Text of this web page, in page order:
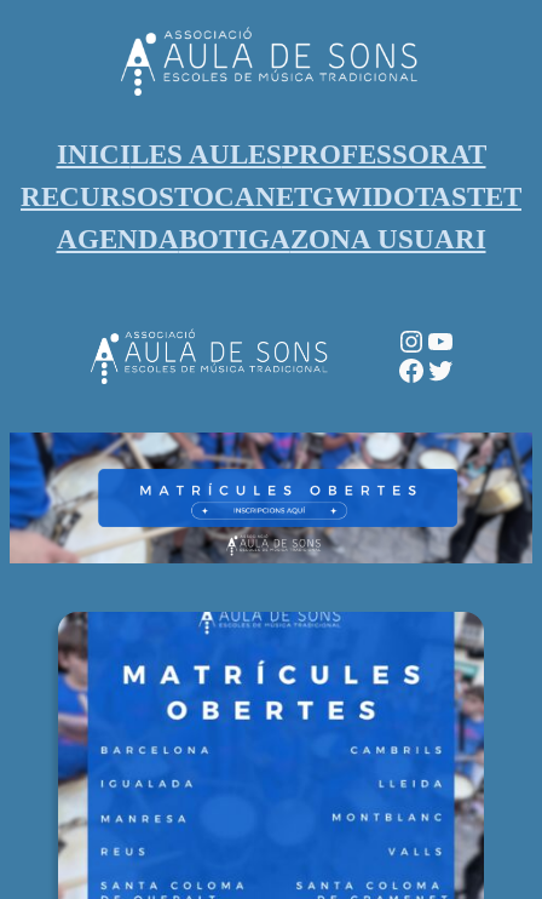
INICILES AULESPROFESSORAT
RECURSOSTOCANETGWIDOTASTET
AGENDABOTIGAZONA USUARI
Instagram
YouTube
Facebook
Twitter